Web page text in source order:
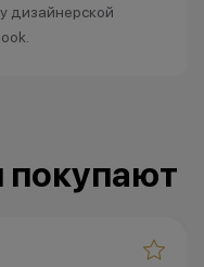
дизайнерской
покупают